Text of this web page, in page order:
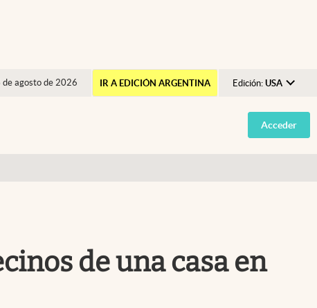
de agosto de 2026 IR A EDICIÓN ARGENTINA Edición: USA
Argentina
España
Acceder
de una casa en